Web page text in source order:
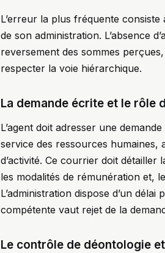
L’erreur la plus fréquente
de son administration. L’absence
reversement des sommes
respecter la voie hiérarchique.
La demande écrite et le rôle
L’agent doit adresser une
service des ressources humaines,
d’activité. Ce courrier doit détailler
les modalités de rémunération et,
L’administration dispose d’un
compétente vaut rejet de la
Le contrôle de déontologie